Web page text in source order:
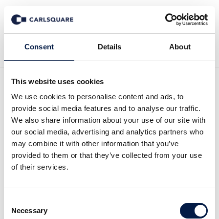
Consent Details About
This website uses cookies
We use cookies to personalise content and ads, to
provide social media features and to analyse our traffic.
We also share information about your use of our site with
our social media, advertising and analytics partners who
may combine it with other information that you’ve
provided to them or that they’ve collected from your use
of their services.
Selection
Necessary
Tillbaka till Nyheter
Analysuppdatering Zinzino,
kv2 2022: Ljummet kvartal
med ljusglimtar
Läs hela analysen här: